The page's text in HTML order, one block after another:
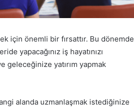
için önemli bir fırsattır. Bu dönemde
yapacağınız iş hayatınızı
geleceğinize yatırım yapmak
alanda uzmanlaşmak istediğinize